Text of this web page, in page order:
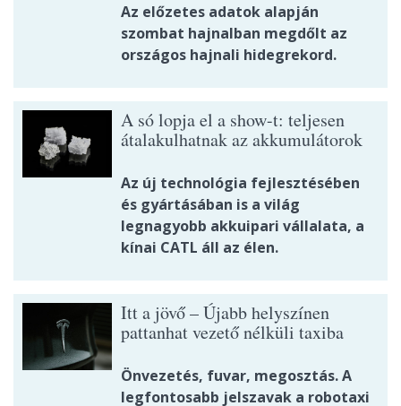
Az előzetes adatok alapján
szombat hajnalban megdőlt az
országos hajnali hidegrekord.
A só lopja el a show-t: teljesen
átalakulhatnak az akkumulátorok
Az új technológia fejlesztésében
és gyártásában is a világ
legnagyobb akkuipari vállalata, a
kínai CATL áll az élen.
Itt a jövő – Újabb helyszínen
pattanhat vezető nélküli taxiba
Önvezetés, fuvar, megosztás. A
legfontosabb jelszavak a robotaxi